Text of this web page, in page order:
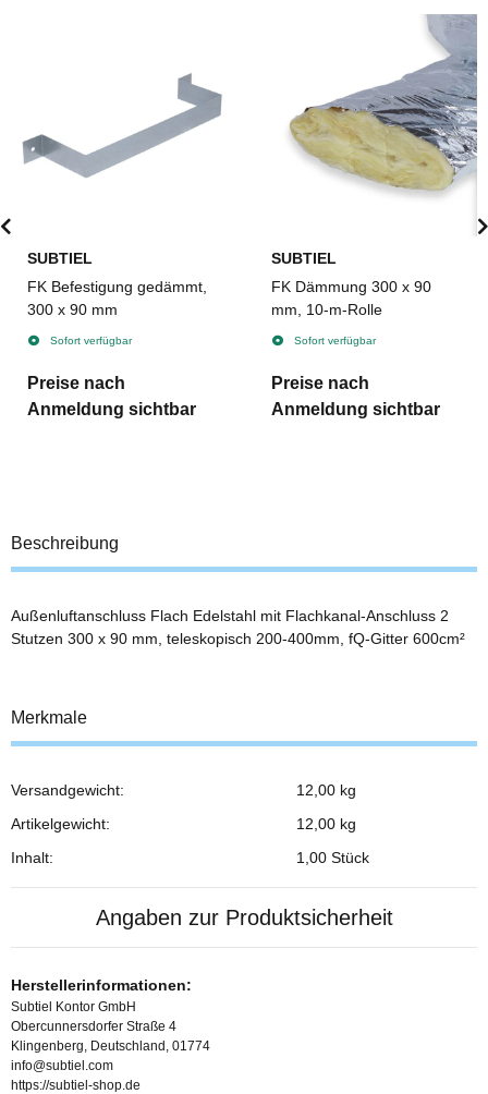
SUBTIEL
FK Befestigung gedämmt,
300 x 90 mm
Sofort verfügbar
Preise nach
Anmeldung sichtbar
SUBTIEL
FK Dämmung 300 x 90
mm, 10-m-Rolle
Sofort verfügbar
Preise nach
Anmeldung sichtbar
Beschreibung
Außenluftanschluss Flach Edelstahl mit Flachkanal-Anschluss 2
Stutzen 300 x 90 mm, teleskopisch 200-400mm, fQ-Gitter 600cm²
Merkmale
Produkteigenschaft
Wert
Versandgewicht:
12,00 kg
Artikelgewicht:
12,00 kg
Inhalt:
1,00 Stück
Angaben zur Produktsicherheit
Herstellerinformationen:
Subtiel Kontor GmbH
Obercunnersdorfer Straße 4
Klingenberg, Deutschland, 01774
info@subtiel.com
https://subtiel-shop.de